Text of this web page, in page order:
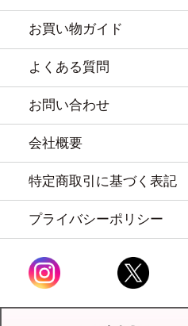
お買い物ガイド
よくある質問
お問い合わせ
会社概要
特定商取引に基づく表記
プライバシーポリシー